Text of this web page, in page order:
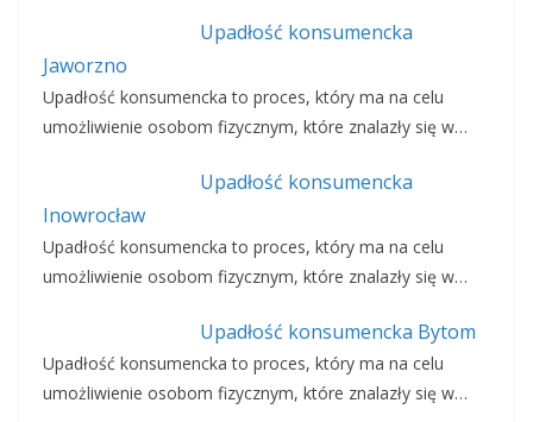
Upadłość konsumencka
Jaworzno
Upadłość konsumencka to proces, który ma na celu
umożliwienie osobom fizycznym, które znalazły się w…
Upadłość konsumencka
Inowrocław
Upadłość konsumencka to proces, który ma na celu
umożliwienie osobom fizycznym, które znalazły się w…
Upadłość konsumencka Bytom
Upadłość konsumencka to proces, który ma na celu
umożliwienie osobom fizycznym, które znalazły się w…